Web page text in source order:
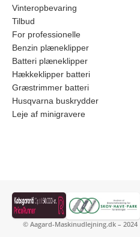
Vinteropbevaring
Tilbud
For professionelle
Benzin plæneklipper
Batteri plæneklipper
Hækkeklipper batteri
Græstrimmer batteri
Husqvarna buskrydder
Leje af minigravere
© Aagard-Maskinudlejning.dk – 2024